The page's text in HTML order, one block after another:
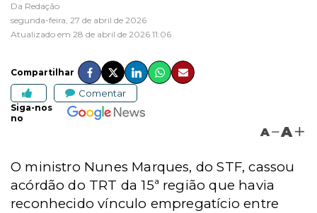
Da Redação
segunda-feira, 27 de abril de 2026
Atualizado em 28 de abril de 2026 11:06
Compartilhar
Comentar
Siga-nos
no
A A
O ministro Nunes Marques, do STF, cassou
acórdão do TRT da 15ª região que havia
reconhecido vínculo empregatício entre